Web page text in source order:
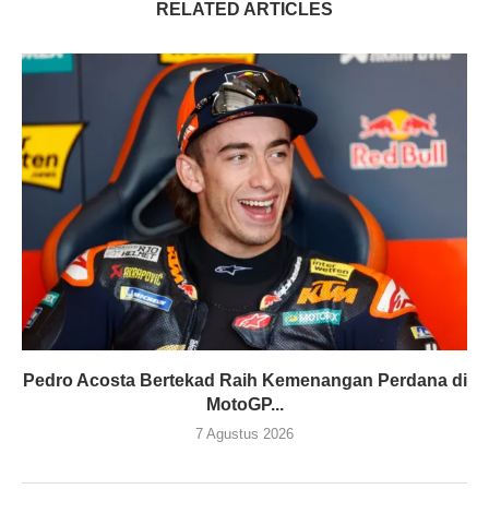
RELATED ARTICLES
Pedro Acosta Bertekad Raih Kemenangan Perdana di
MotoGP...
7 Agustus 2026